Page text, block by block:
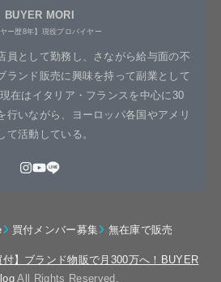
BUYER MORI
ヤー歴8年】現役プロバイヤー
員として勤務し、さながら給与面の不
ランド販売に興味を持って副業として
在はイタリア・フランスを中心に30
行いながら、ヨーロッパ各国やアメリ
て活動している。
買付メンバー募集 無在庫で販売
付】ブランド物販で月300万へ！BUYER
All Rights Reserved.